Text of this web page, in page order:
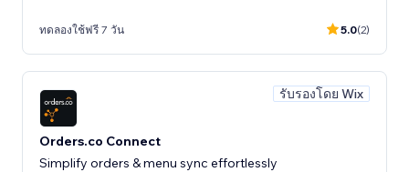
ทดลองใช้ฟรี 7 วัน 5.0(2)
รับรองโดย Wix
Orders.co Connect
Simplify orders & menu sync effortlessly